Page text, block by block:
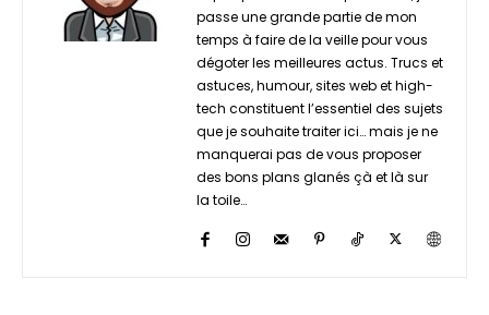
passe une grande partie de mon
temps à faire de la veille pour vous
dégoter les meilleures actus. Trucs et
astuces, humour, sites web et high-
tech constituent l’essentiel des sujets
que je souhaite traiter ici… mais je ne
manquerai pas de vous proposer
des bons plans glanés çà et là sur
la toile…